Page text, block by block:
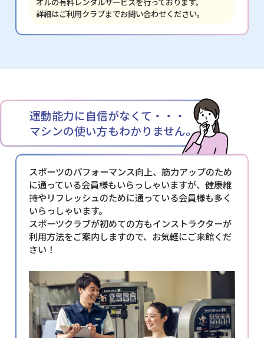
詳細はご利用クラブまでお問い合わせください。
運動能力に自信がなくて・・・
マシンの使い方もわかりません。
スポーツのパフォーマンス向上、筋力アップのため
に通っている会員様もいらっしゃいますが、健康維
持やリフレッシュのために通っている会員様も多く
いらっしゃいます。
スポーツクラブが初めての方もインストラクターが
利用方法をご案内しますので、お気軽にご来館くだ
さい！